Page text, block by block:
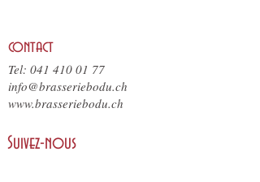
contact
Tel: 041 410 01 77
info@brasseriebodu.ch
www.brasseriebodu.ch
Suivez-nous